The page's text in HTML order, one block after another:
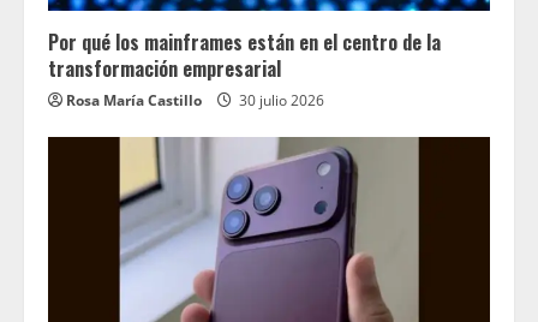
Por qué los mainframes están en el centro de la
transformación empresarial
Rosa María Castillo 30 julio 2026